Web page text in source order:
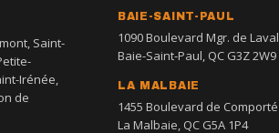
Saint-
Irénée,
de
BAIE-SAINT-PAUL
1090 Boulevard Mgr. de Laval
Baie-Saint-Paul, QC G3Z 2W9
LA MALBAIE
1455 Boulevard de Comporté
La Malbaie, QC G5A 1P4